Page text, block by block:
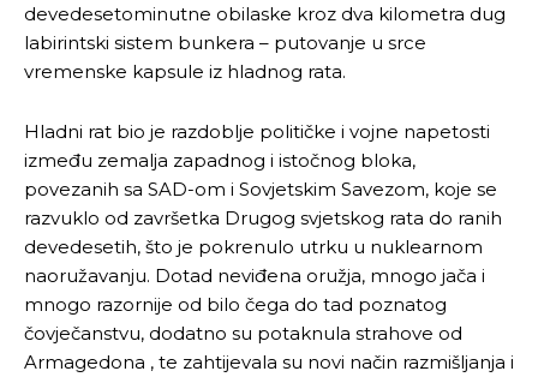
devedesetominutne obilaske kroz dva kilometra dug
labirintski sistem bunkera – putovanje u srce
vremenske kapsule iz hladnog rata.
Hladni rat bio je razdoblje političke i vojne napetosti
između zemalja zapadnog i istočnog bloka,
povezanih sa SAD-om i Sovjetskim Savezom, koje se
razvuklo od završetka Drugog svjetskog rata do ranih
devedesetih, što je pokrenulo utrku u nuklearnom
naoružavanju. Dotad neviđena oružja, mnogo jača i
mnogo razornije od bilo čega do tad poznatog
čovječanstvu, dodatno su potaknula strahove od
Armagedona , te zahtijevala su novi način razmišljanja i